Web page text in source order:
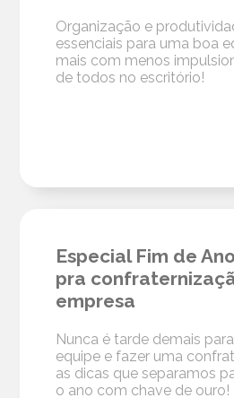
Organização e
essenciais para uma boa
mais com menos
de todos no escritório!
Especial Fim de
pra
empresa
Nunca é tarde demais
equipe e fazer uma
as dicas que separamos
o ano com chave de ouro!